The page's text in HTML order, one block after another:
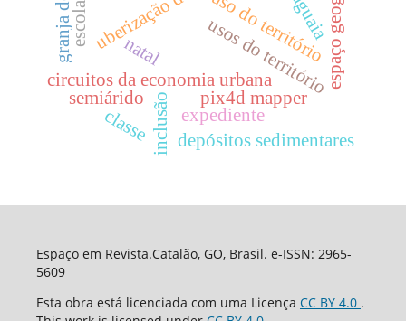
usos do território
circuitos da economia urbana
natal uso do território
inclusão
escola
depósitos sedimentares
pix4d mapper
semiárido
classe expediente
Espaço em Revista.Catalão, GO, Brasil. e-ISSN: 2965-
5609
Esta obra está licenciada com uma Licença CC BY 4.0 .